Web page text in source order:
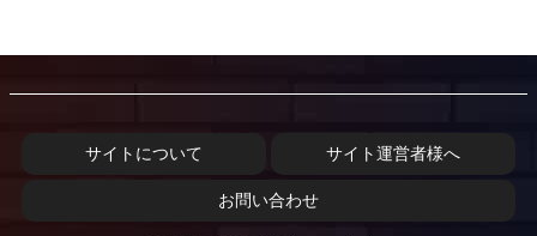
サイトについて サイト運営者様へ
お問い合わせ